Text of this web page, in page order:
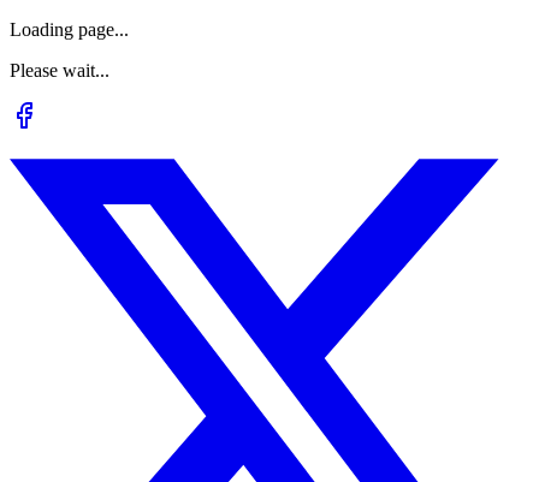
Loading page...
Please wait...